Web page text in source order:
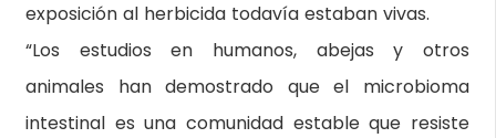
exposición al herbicida todavía estaban vivas.
“Los estudios en humanos, abejas y otros
animales han demostrado que el microbioma
intestinal es una comunidad estable que resiste